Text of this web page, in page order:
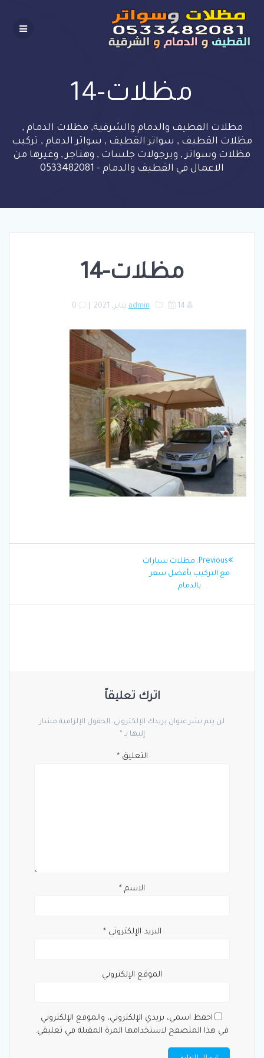
to
content
مظلات-14
مظلات القطيف والدمام والشرقية, مظلات الدمام ,
مظلات القطيف , سواتر القطيف , سواتر الدمام , تركيب
مظلات وسواتر , وبرجولات جلسات , وهناجر , وغيرها من
الاعمال في القطيف والدمام - 0533482081
مظلات-14
admin 14 يناير، 2021 0
تصفّح
المقالات
Previous:
Previous
post:
مظلات سيارات
مع التركيب بأفضل سعر
بالدمام
اترك تعليقاً
لن يتم نشر عنوان بريدك الإلكتروني. الحقول الإلزامية مشار
إليها بـ *
التعليق*
الاسم *
البريد الإلكتروني*
الموقع الإلكتروني
احفظ اسمي، بريدي الإلكتروني، والموقع الإلكتروني
في هذا المتصفح لاستخدامها المرة المقبلة في تعليقي.